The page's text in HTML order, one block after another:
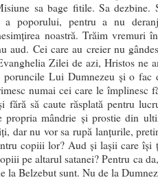
sa bage fitile. Sa dezbine.
a poporului, pentru a nu
noastră. Trăim vremuri
aud. Cei care au creier nu
Zilei de azi, Hristos ne
poruncile Lui Dumnezeu și o fac
numai cei care le împlinesc
fără să caute răsplată pentru
propria mândrie și prostie din
dar nu vor sa rupă lanțurile,
copiii lor? Aud și lașii care își
pe altarul satanei? Pentru ca
la Belzebut sunt. Nu de la